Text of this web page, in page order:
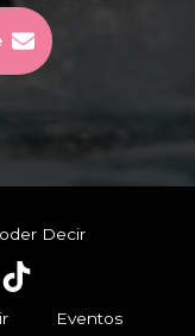
Decir
Eventos